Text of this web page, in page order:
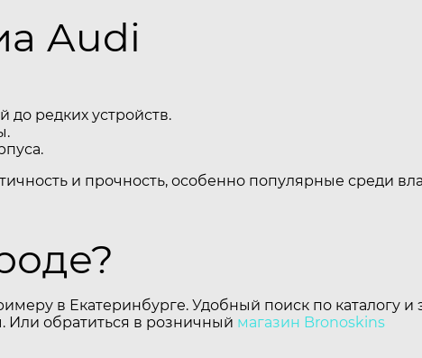
Audi
редких устройств.
и прочность, особенно популярные среди
в Екатеринбурге. Удобный поиск по каталогу и
Или обратиться в розничный магазин Bronoskins